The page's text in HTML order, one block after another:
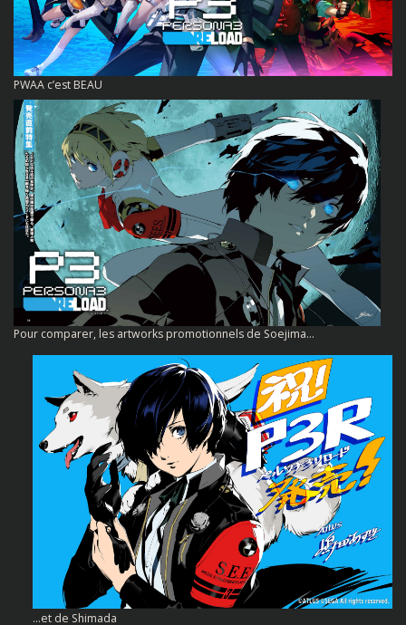
PWAA c’est BEAU
Pour comparer, les artworks promotionnels de Soejima…
…et de Shimada